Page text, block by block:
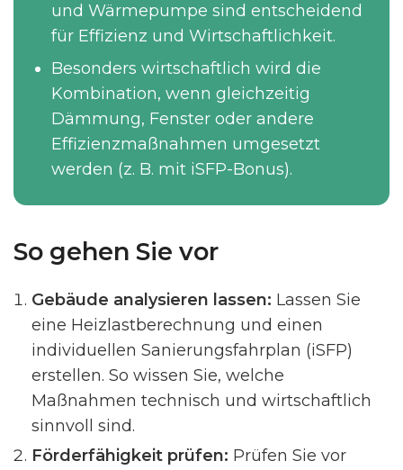
und Wärmepumpe sind entscheidend
für Effizienz und Wirtschaftlichkeit.
Besonders wirtschaftlich wird die
Kombination, wenn gleichzeitig
Dämmung, Fenster oder andere
Effizienzmaßnahmen umgesetzt
werden (z. B. mit iSFP-Bonus).
So gehen Sie vor
Gebäude analysieren lassen: Lassen Sie
eine Heizlastberechnung und einen
individuellen Sanierungsfahrplan (iSFP)
erstellen. So wissen Sie, welche
Maßnahmen technisch und wirtschaftlich
sinnvoll sind.
Förderfähigkeit prüfen: Prüfen Sie vor